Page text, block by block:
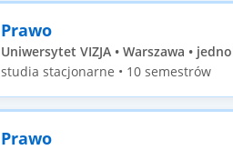
Prawo
Uniwersytet VIZJA • Warszawa •
studia stacjonarne • 10 semestrów
Prawo